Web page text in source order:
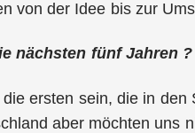
von der Idee bis zur
nächsten fünf Jahren ?
ersten sein, die in
aber möchten uns